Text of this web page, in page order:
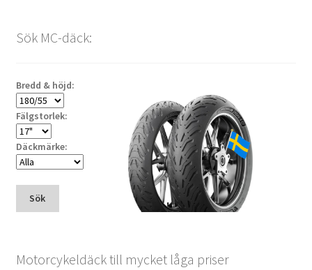
Sök MC-däck:
Bredd & höjd:
Fälgstorlek:
Däckmärke:
Sök
Motorcykeldäck till mycket låga priser